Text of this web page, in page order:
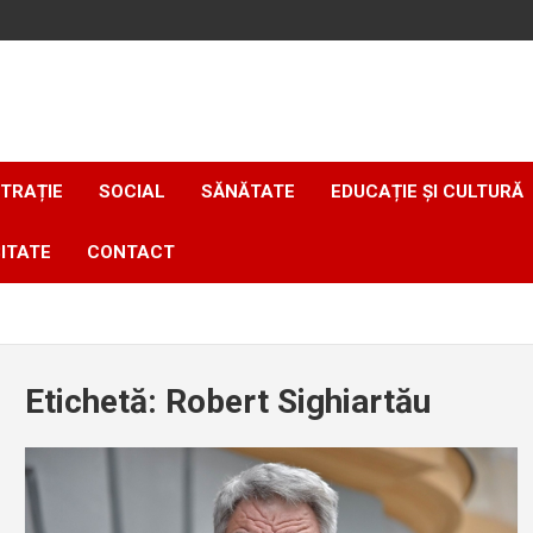
SOCIAL SĂNĂTATE EDUCAȚIE ȘI CULTURĂ
CONTACT
Etichetă: Robert Sighiartău